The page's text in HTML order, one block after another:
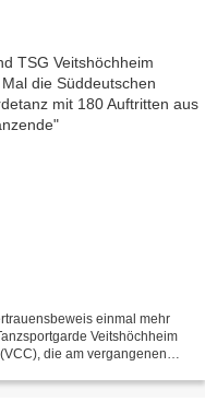
2000 aktiv
einmal mehr
Veitshöchheim
die am vergangenen